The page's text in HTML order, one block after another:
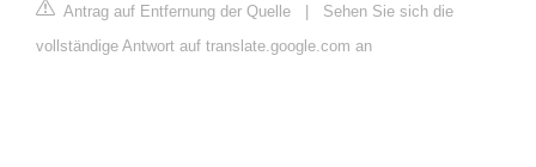
Antrag auf Entfernung der Quelle | Sehen Sie sich die
vollständige Antwort auf translate.google.com an